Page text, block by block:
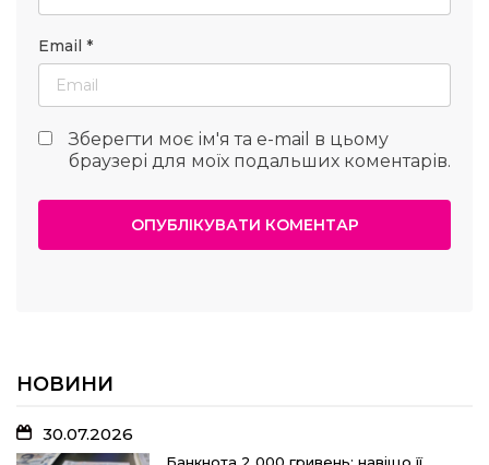
Email *
Зберегти моє ім'я та e-mail в цьому
браузері для моїх подальших коментарів.
НОВИНИ
30.07.2026